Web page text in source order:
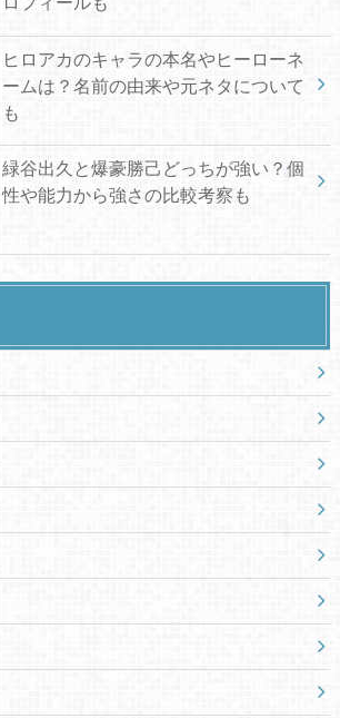
ヒロアカのキャラの本名やヒーローネ
ームは？名前の由来や元ネタについて
も
緑谷出久と爆豪勝己どっちが強い？個
性や能力から強さの比較考察も